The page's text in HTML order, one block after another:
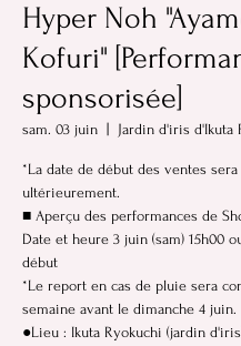
Hyper Noh
Kofuri"
sponsorisée]
sam. 03 juin Jardin d'iris d'Ikuta
*La date de début des ventes sera
ultérieurement.
■ Aperçu des performances de
Date et heure 3 juin (sam) 15h00
début
*Le report en cas de pluie sera
semaine avant le dimanche 4 juin.
●Lieu : Ikuta Ryokuchi (jardin